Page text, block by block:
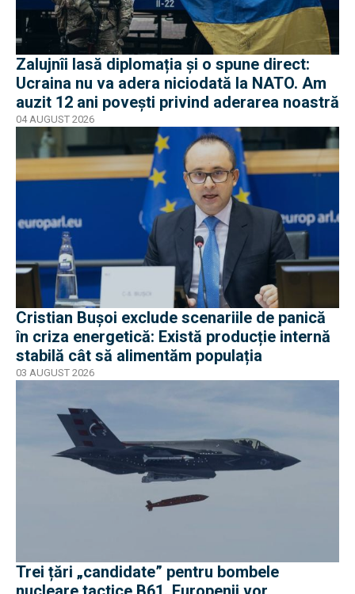
Zalujnîi lasă diplomația și o spune direct:
Ucraina nu va adera niciodată la NATO. Am
auzit 12 ani povești privind aderarea noastră
04 AUGUST 2026
Cristian Bușoi exclude scenariile de panică
în criza energetică: Există producție internă
stabilă cât să alimentăm populația
03 AUGUST 2026
Trei țări „candidate” pentru bombele